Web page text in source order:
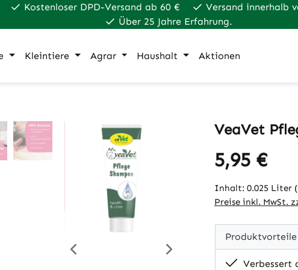
Kostenloser DPD-Versand ab 60 €
Versand innerhalb
Über 25 Jahre Erfahrung.
Kleintiere Agrar Haushalt Aktionen
VeaVet
Regulärer Preis:
5,95 €
Inhalt: 0.025 Liter
Preise inkl. MwSt.
Produktvorteile
Verbessert